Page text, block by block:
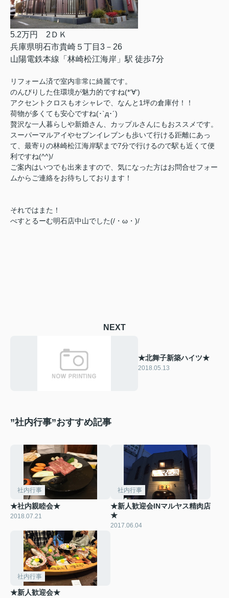
5.2万円 2ＤＫ
兵庫県明石市貴崎５丁目3－26
山陽電鉄本線「林崎松江海岸」駅 徒歩7分
リフォーム済で室内非常に綺麗です。
のんびりした住環境が魅力的ですね(*‘∀‘)
アクセントクロスもオシャレで、なんと1坪の倉庫付！！
荷物が多くても安心ですね(･`д･´)
贅沢な一人暮らしや新婚さん、カップルさんにもおススメです。
スーパーマルアイやセブンイレブンも歩いて行ける距離にあっ
て、最寄りの林崎松江海岸駅まで7分で行けるので駅も近くて便
利ですね(^^)/
ご案内はいつでも出来ますので、気になった方はお問合せフォー
ムからご連絡をお待ちしております！
それではまた！
べすとるーむ明石店中山でした(/・ω・)/
NEXT
★北舞子新築ハイツ★
2018.05.13
”社内行事”おすすめ記事
社内行事
★社内親睦会★
2018.07.21
社内行事
★新人歓迎会INマルヤス精肉店
★
2017.06.04
社内行事
★新人歓迎会★